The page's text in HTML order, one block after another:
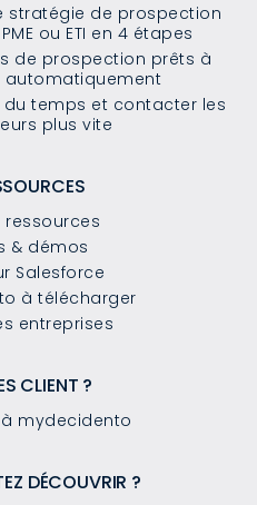
stratégie de prospection
ou ETI en 4 étapes
de prospection prêts à
automatiquement
temps et contacter les
plus vite
ressources
& démos
Salesforce
à télécharger
entreprises
CLIENT ?
mydecidento
DÉCOUVRIR ?